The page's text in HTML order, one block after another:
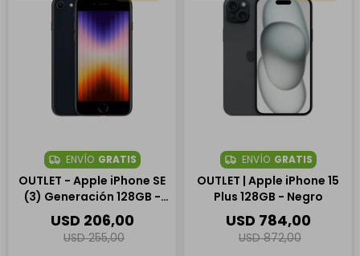
ENVÍO GRATIS
OUTLET - Apple iPhone SE
(3) Generación 128GB -
Medianoche
USD 206,00
USD 255,00
ENVÍO GRATIS
OUTLET | Apple iPhone 15
Plus 128GB - Negro
USD 784,00
USD 872,00